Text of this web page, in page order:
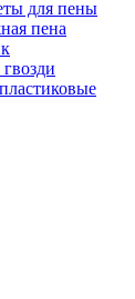
для пены
пена